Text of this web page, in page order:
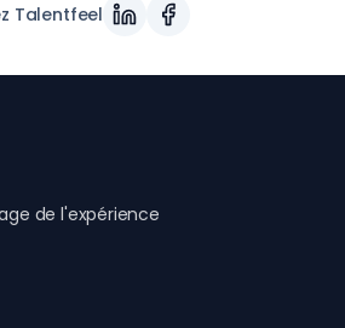
Talentfeel
de l'expérience